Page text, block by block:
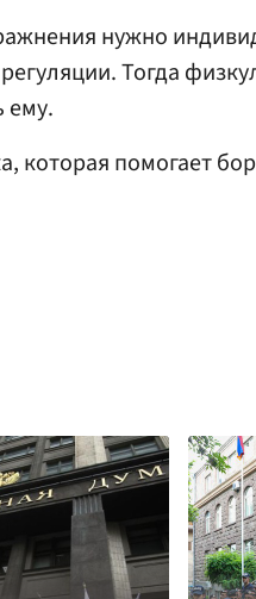
нужно
Тогда
ему.
которая помогает